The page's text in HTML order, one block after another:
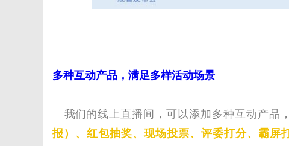
多种互动产品，满足多样活动场景
我们的线上直播间， 可以添加多种互动产品
报）、红包抽奖、现场投票、评委打分、霸屏